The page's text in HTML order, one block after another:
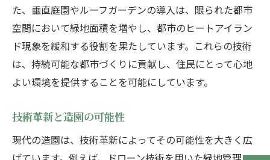
た、垂直庭園やルーフガーデンの導入は、限られた都市
空間において緑地面積を増やし、都市のヒートアイラン
ド現象を緩和する役割を果たしています。これらの技術
は、持続可能な都市づくりに貢献し、住民にとって心地
よい環境を提供することを可能にしています。
技術革新と造園の可能性
現代の造園は、技術革新によってその可能性を大きく広